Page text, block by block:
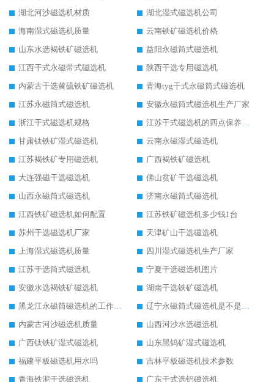
湖北河沙磁选机材质
湖北湿式磁选机公司
海南湿式磁选机质量
云南铁矿磁选机价格
山东水选褐铁矿磁选机
益阳永磁筒式磁选机
江西干式永磁带式磁选机
陕西干选专用磁选机
内蒙古干选黄硫铁矿磁选机
青海tyg干式永磁筒式磁选机
江苏永磁筒式磁选机
安徽永磁筒式磁选机生产厂家
浙江干式磁选机规格
江苏干式磁选机的四点保养秘籍
甘肃钛铁矿湿式磁选机
云南永磁湿式磁选机
江苏褐铁矿专用磁选机
广西褐铁矿磁选机
大连强磁干选磁选机
佛山贫矿干选磁选机
山西永磁筒式磁选机
济南永磁筒式磁选机
江西铁矿磁选机如何配置
江苏铁矿磁选机多少钱1台
苏州干选磁选机厂家
天津矿山干选磁选机
上海湿式磁选机质量
四川湿式磁选机生产厂家
江苏干选筒式磁选机
宁夏干选磁选机图片
安徽水选褐铁矿磁选机
湖南干选铁矿磁选机
黑龙江永磁筒磁选机的工作原理
辽宁永磁筒式磁选机是不是强磁
内蒙古河沙磁选机质量
山西河沙水选磁选机
广西钛铁矿湿式磁选机
山东黑钨矿湿式磁选机
福建平板磁选机用水吗
吉林平板磁选机技术参数
青海铁泥干选磁选机
广东干式选铝磁选机